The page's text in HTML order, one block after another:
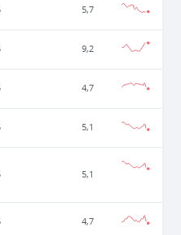
5,7
9,2
4,7
5,1
5,1
4,7